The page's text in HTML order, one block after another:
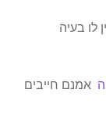
לו בעיה
אמנם חייבים